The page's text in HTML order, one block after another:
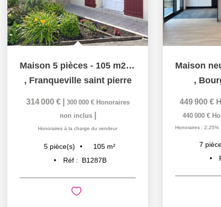
Maison 5 pièces - 105 m2 - Proche de toutes commodités
, Franqueville saint pierre
314 000 € 300 000 € Honoraires
non inclus
Honoraires à la charge du vendeur
5 pièce(s) 105 m²
Réf :
B1287B
,
449 900 €
440 000 €
Honoraires : 2,25%
7